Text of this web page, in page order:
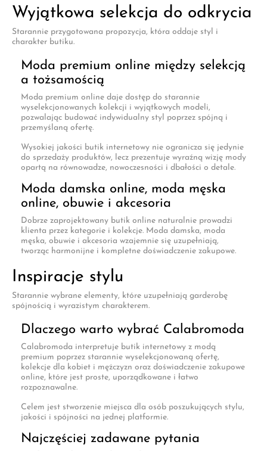
Wyjątkowa selekcja do odkrycia
Starannie przygotowana propozycja, która oddaje styl i
charakter butiku.
Moda premium online między selekcją
a tożsamością
Moda premium online daje dostęp do starannie
wyselekcjonowanych kolekcji i wyjątkowych modeli,
pozwalając budować indywidualny styl poprzez spójną i
przemyślaną ofertę.
Wysokiej jakości butik internetowy nie ogranicza się jedynie
do sprzedaży produktów, lecz prezentuje wyraźną wizję mody
opartą na równowadze, nowoczesności i dbałości o detale.
Moda damska online, moda męska
online, obuwie i akcesoria
Dobrze zaprojektowany butik online naturalnie prowadzi
klienta przez kategorie i kolekcje. Moda damska, moda
męska, obuwie i akcesoria wzajemnie się uzupełniają,
tworząc harmonijne i kompletne doświadczenie zakupowe.
Inspiracje stylu
Starannie wybrane elementy, które uzupełniają garderobę
spójnością i wyrazistym charakterem.
Dlaczego warto wybrać Calabromoda
Calabromoda interpretuje butik internetowy z modą
premium poprzez starannie wyselekcjonowaną ofertę,
kolekcje dla kobiet i mężczyzn oraz doświadczenie zakupowe
online, które jest proste, uporządkowane i łatwo
rozpoznawalne.
Celem jest stworzenie miejsca dla osób poszukujących stylu,
jakości i spójności na jednej platformie.
Najczęściej zadawane pytania